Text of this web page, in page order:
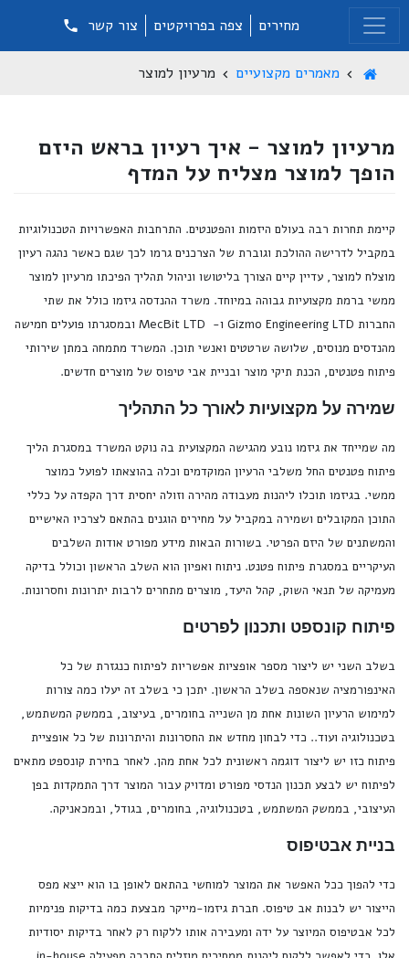
מחירים צפה בפרויקטים צור קשר
מאמרים מקצועיים מרעיון למוצר
מרעיון למוצר - איך רעיון בראש היזם
הופך למוצר מצליח על המדף
קיימת תחרות רבה בעולם היזמות והפטנטים. התרחבות האפשרויות הטכנולוגיות
במקביל לדרישה ההולכת וגוברת של הצרכנים גרמו לכך שגם כאשר נהגה רעיון
מוצלח למוצר, עדיין קיים הצורך בליטושו וניהול תהליך הפיכתו מרעיון למוצר
ממשי ברמת מקצועיות גבוהה במיוחד. משרד ההנדסה גיזמו כולל את שתי
החברות Gizmo Engineering LTD ו- MecBit LTD ובמסגרתו פועלים חמישה
מהנדסים מנוסים, שלושה שרטטים ואנשי תוכן. המשרד מתמחה במתן שירותי
פיתוח פטנטים, הכנת תיקי מוצר ובניית אבי טיפוס של מוצרים חדשים.
שמירה על מקצועיות לאורך כל התהליך
מה שמייחד את גיזמו נובע מהגישה המקצועית בה נוקט המשרד במסגרת הליך
פיתוח פטנטים החל משלבי הרעיון המוקדמים וכלה בהוצאתו לפועל כמוצר
ממשי. בגיזמו תוכלו ליהנות מעבודה מהירה וזולה יחסית דרך הקפדה על כללי
התוכן המקובלים ושמירה במקביל על מחירים הוגנים בהתאם לצרכיו האישיים
והמשתנים של היזם הפרטי. בשורות הבאות מידע מפורט אודות השלבים
העיקריים במסגרת פיתוח פטנט. ניתוח ואפיון הוא השלב הראשון וכולל בדיקה
מעמיקה של תנאי השוק, קהל היעד, מוצרים מתחרים לרבות יתרונות וחסרונות.
פיתוח קונספט ותכנון לפרטים
בשלב השני יש ליצור מספר אופציות אפשריות לפיתוח כנגזרת של כל
האינפורמציה שנאספה בשלב הראשון. יתכן כי בשלב זה יעלו כמה צורות
למימוש הרעיון השונות אחת מן השנייה בחומרים, בעיצוב, בממשק המשתמש,
בטכנולוגיה ועוד.. כדי לבחון מחדש את החסרונות והיתרונות של כל אופציית
פיתוח כזו יש ליצור דוגמה ראשונית לכל אחת מהן. לאחר בחירת קונספט מתאים
לפיתוח יש לבצע תכנון הנדסי מפורט ומדויק עבור המוצר דרך התמקדות בפן
העיצובי, בממשק המשתמש, בטכנולוגיה, בחומרים, בגודל, ובמכאניקה.
בניית אבטיפוס
כדי להפוך ככל האפשר את המוצר למוחשי בהתאם לאופן בו הוא ייצא מפס
הייצור יש לבנות אב טיפוס. חברת גיזמו-מייקר מבצעת כמה בדיקות פנימיות
לכל אבטיפוס המיוצר על ידה ומעבירה אותו ללקוח רק לאחר בדיקות יסודיות